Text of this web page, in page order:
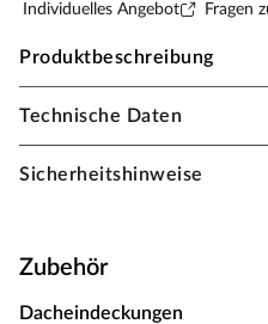
Individuelles Angebot Fragen
Produktbeschreibung
Fungoo Spielturm
Brückenmodul + Rutsche pink
Bei diesem Spielturm steht
Programm. Die erhöhte
Technische Daten
Sicherheitshinweise
Zubehör
Dacheindeckungen